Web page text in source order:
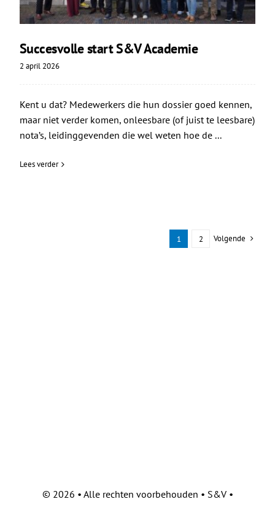
Succesvolle start S&V Academie
2 april 2026
Kent u dat? Medewerkers die hun dossier goed kennen,
maar niet verder komen, onleesbare (of juist te leesbare)
nota’s, leidinggevenden die wel weten hoe de ...
Lees verder
1 2 Volgende
© 2026 • Alle rechten voorbehouden • S&V •